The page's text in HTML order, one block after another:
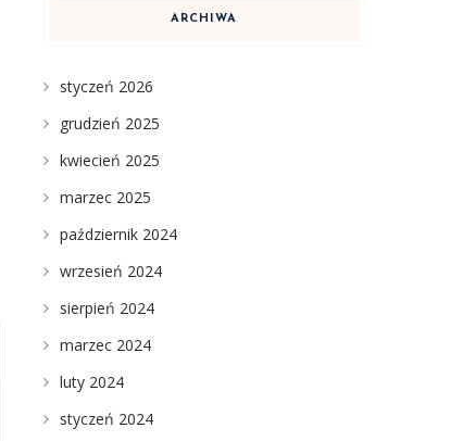
ARCHIWA
styczeń 2026
grudzień 2025
kwiecień 2025
marzec 2025
październik 2024
wrzesień 2024
sierpień 2024
marzec 2024
luty 2024
styczeń 2024